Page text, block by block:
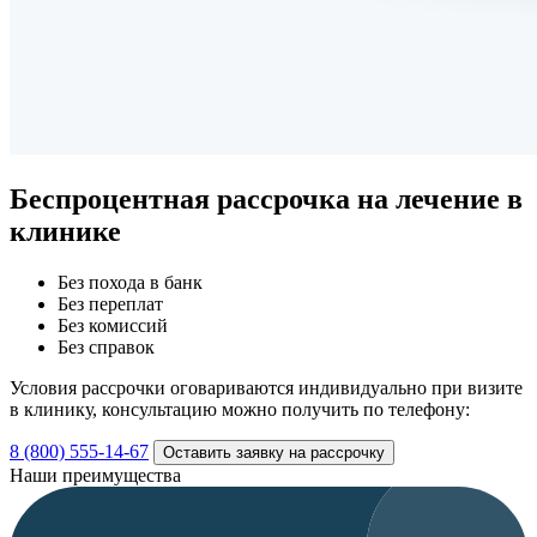
Беспроцентная рассрочка на лечение в
клинике
Без похода в банк
Без переплат
Без комиссий
Без справок
Условия рассрочки оговариваются индивидуально при визите
в клинику, консультацию можно получить по телефону:
8 (800) 555-14-67 Оставить заявку на рассрочку
Наши преимущества